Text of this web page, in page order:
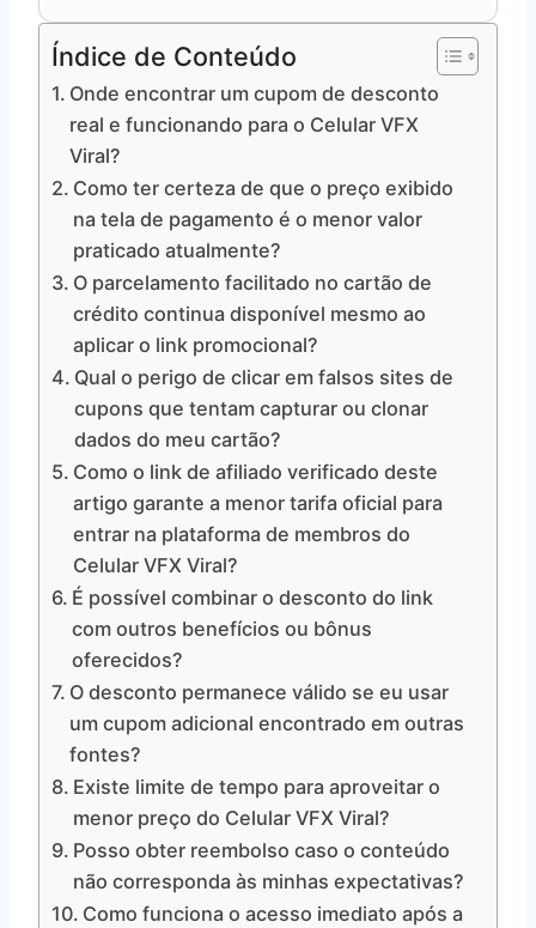
Índice de Conteúdo
Onde encontrar um cupom de desconto
real e funcionando para o Celular VFX
Viral?
Como ter certeza de que o preço exibido
na tela de pagamento é o menor valor
praticado atualmente?
O parcelamento facilitado no cartão de
crédito continua disponível mesmo ao
aplicar o link promocional?
Qual o perigo de clicar em falsos sites de
cupons que tentam capturar ou clonar
dados do meu cartão?
Como o link de afiliado verificado deste
artigo garante a menor tarifa oficial para
entrar na plataforma de membros do
Celular VFX Viral?
É possível combinar o desconto do link
com outros benefícios ou bônus
oferecidos?
O desconto permanece válido se eu usar
um cupom adicional encontrado em outras
fontes?
Existe limite de tempo para aproveitar o
menor preço do Celular VFX Viral?
Posso obter reembolso caso o conteúdo
não corresponda às minhas expectativas?
Como funciona o acesso imediato após a